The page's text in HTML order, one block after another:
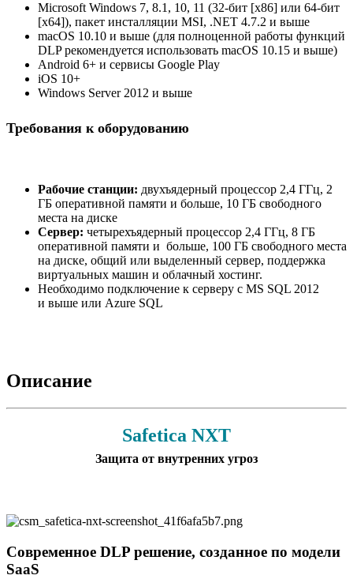
Microsoft Windows 7, 8.1, 10, 11 (32-бит [x86] или 64-бит
[x64]), пакет инсталляции MSI, .NET 4.7.2 и выше
macOS 10.10 и выше (для полноценной работы функций
DLP рекомендуется использовать macOS 10.15 и выше)
Android 6+ и сервисы Google Play
iOS 10+
Windows Server 2012 и выше
Требования к оборудованию
Рабочие станции: двухъядерный процессор 2,4 ГГц, 2
ГБ оперативной памяти и больше, 10 ГБ свободного
места на диске
Сервер: четырехъядерный процессор 2,4 ГГц, 8 ГБ
оперативной памяти и больше, 100 ГБ свободного места
на диске, общий или выделенный сервер, поддержка
виртуальных машин и облачный хостинг.
Необходимо подключение к серверу с MS SQL 2012
и выше или Azure SQL
Описание
Safetica NXT
Защита от внутренних угроз
Современное DLP решение, созданное по модели
SaaS